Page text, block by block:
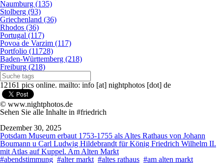
Naumburg (135)
Stolberg (93)
Griechenland (36)
Rhodos (36)
Portugal (117)
Povoa de Varzim (117)
Portfolio (11728)
Baden-Württemberg (218)
Freiburg (218)
12161 pics online. mailto: info [at] nightphotos [dot] de
© www.nightphotos.de
Sehen Sie alle Inhalte in #friedrich
Dezember 30, 2025
Potsdam Museum erbaut 1753-1755 als Altes Rathaus von Johann
Boumann u Carl Ludwig Hildebrandt für König Friedrich Wilhelm II.
mit Atlas auf Kuppel. Am Alten Markt
#abendstimmung #alter markt #altes rathaus #am alten markt